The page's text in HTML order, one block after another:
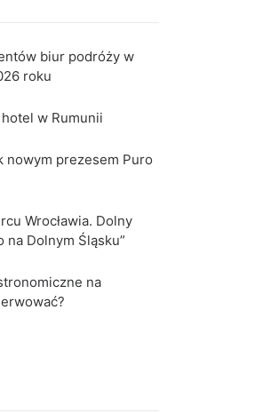
biur podróży w
roku
w Rumunii
nowym prezesem Puro
Wrocławia. Dolny
na Dolnym Śląsku”
na